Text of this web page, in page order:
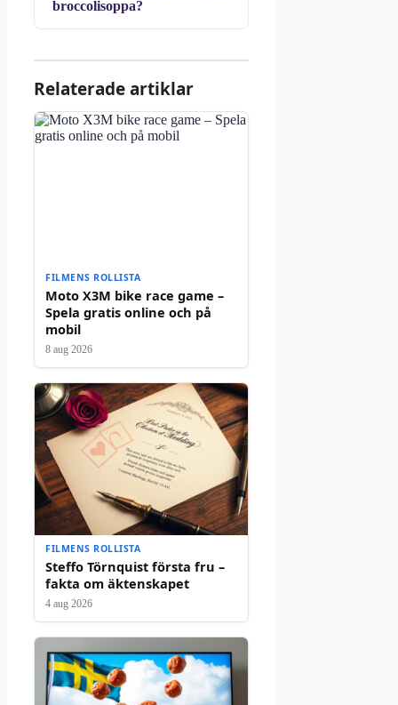
broccolisoppa?
Relaterade artiklar
FILMENS ROLLISTA
Moto X3M bike race game –
Spela gratis online och på
mobil
8 aug 2026
FILMENS ROLLISTA
Steffo Törnquist första fru –
fakta om äktenskapet
4 aug 2026